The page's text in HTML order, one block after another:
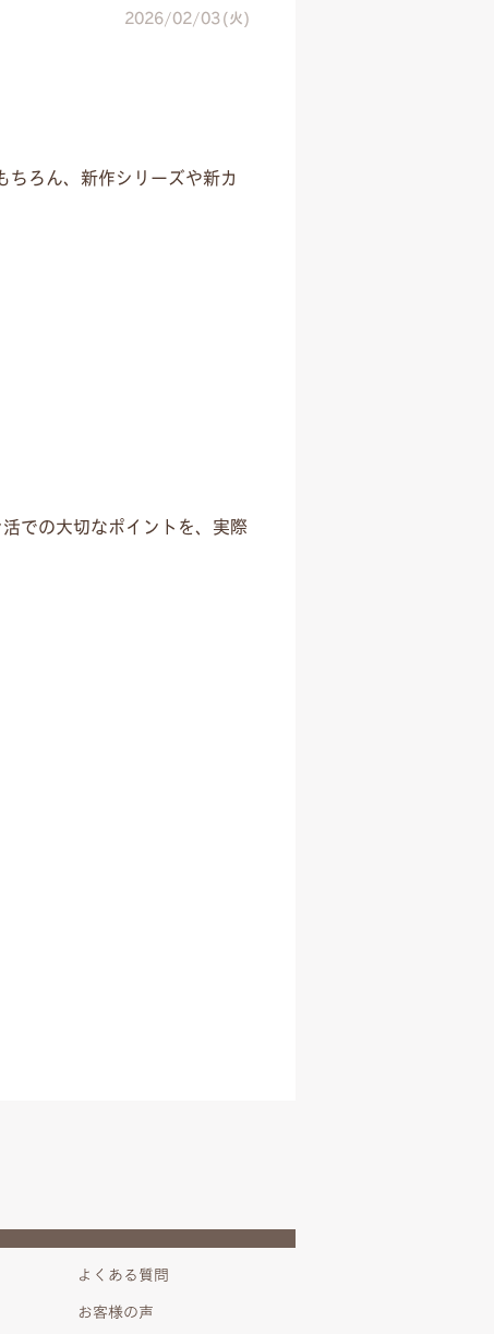
2026/02/03(火)
ろん、新作シリーズや新カ
での大切なポイントを、実際
よくある質問
お客様の声